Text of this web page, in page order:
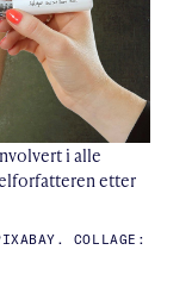
i alle
etter
COLLAGE: